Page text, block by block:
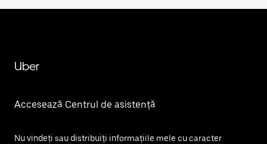
Uber
Accesează Centrul de asistență
Nu vindeți sau distribuiți informațiile mele cu caracter